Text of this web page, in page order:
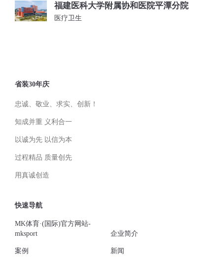
福建医科大学附属协和医院平潭分院
医疗卫生
省装30年庆
忠诚、敬业、求实、创新！
知成并重 义利合一
以诚为先 以信为本
过程精品 质量创先
用真诚创造
快速导航
MK体育·(国际)官方网站-
mksport
企业简介
案例 新闻